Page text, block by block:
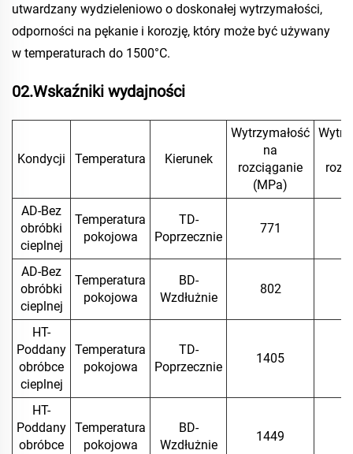
utwardzany wydzieleniowo o doskonałej wytrzymałości,
odporności na pękanie i korozję, który może być używany
w temperaturach do 1500°C.
02.Wskaźniki wydajności
Kondycji Temperatura Kierunek
Wytrzymałość
na
rozciąganie
(MPa)
AD-Bez
obróbki
cieplnej
Temperatura
pokojowa
TD-
Poprzecznie
771
AD-Bez
obróbki
cieplnej
Temperatura
pokojowa
BD-
Wzdłużnie
802
HT-
Poddany
obróbce
cieplnej
Temperatura
pokojowa
TD-
Poprzecznie
1405
HT-
Poddany
obróbce
Temperatura
pokojowa
BD-
Wzdłużnie
1449